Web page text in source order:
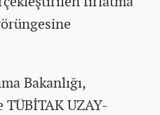
Bakanlığı,
TÜBİTAK UZAY-